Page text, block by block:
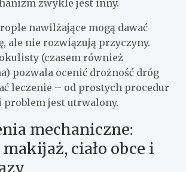
zwykle jest inny.
nawilżające mogą dawać
ale nie rozwiązują przyczyny.
(czasem również
pozwala ocenić drożność dróg
leczenie – od prostych procedur
problem jest utrwalony.
mechaniczne:
ciało obce i